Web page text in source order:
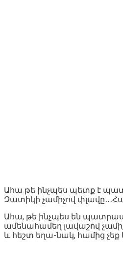
Ահա թե ինչպես պետք է
Զատիկի չամիչով
Ահա, թե ինչպես են
ամենահամեղ լավաշով
և հեշտ եղա-նակ, համից